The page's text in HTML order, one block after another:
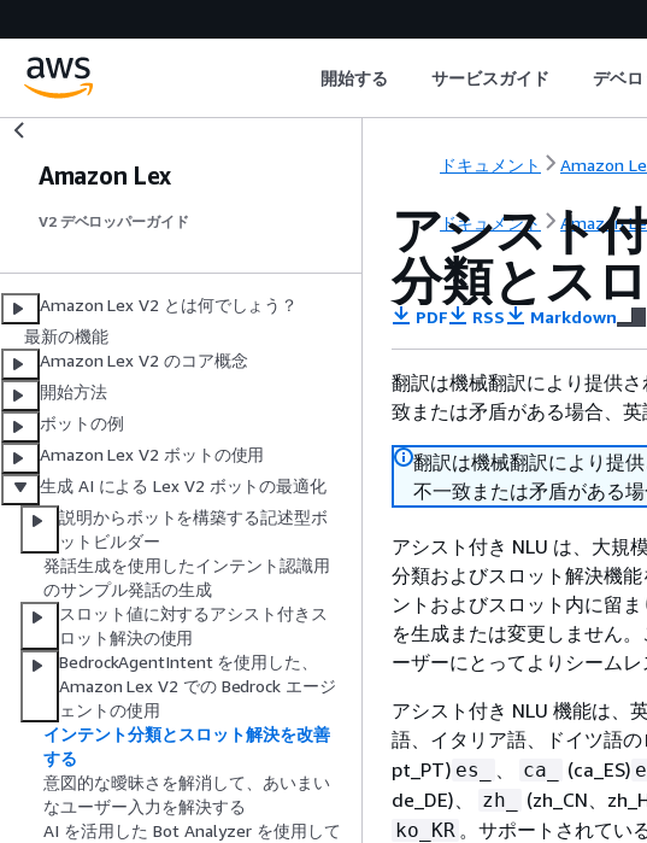
開始する サービスガイド デベ
Amazon Lex
V2 デベロッパーガイド
Amazon Lex V2 とは何でしょう？
最新の機能
Amazon Lex V2 のコア概念
開始方法
ボットの例
Amazon Lex V2 ボットの使用
生成 AI による Lex V2 ボットの最適化
説明からボットを構築する記述型ボ
ットビルダー
発話生成を使用したインテント認識用
のサンプル発話の生成
スロット値に対するアシスト付きス
ロット解決の使用
BedrockAgentIntent を使用した、
Amazon Lex V2 での Bedrock エージ
ェントの使用
インテント分類とスロット解決を改善
する
意図的な曖昧さを解消して、あいまい
なユーザー入力を解決する
AI を活用した Bot Analyzer を使用して
ドキュメント Amazon
ドキュメント Amazon
アシスト
分類とス
PDF RSS Markdown
翻訳は機械翻訳により提供
致または矛盾がある場合、英
翻訳は機械翻訳により提
不一致または矛盾がある
アシスト付き NLU は、大規
分類およびスロット解決機
ントおよびスロット内に留
を生成または変更しません
ーザーにとってよりシーム
アシスト付き NLU 機能は、
語、イタリア語、ドイツ語
pt_PT) es_ 、 ca_ (ca_ES)
de_DE)、
zh_ (zh_CN、
ko_KR 。サポートされてい